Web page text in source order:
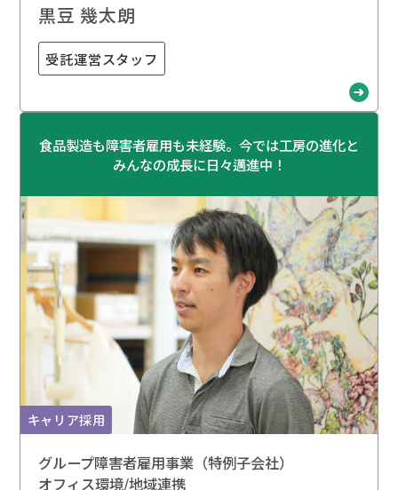
黒豆 幾太朗
受託運営スタッフ
食品製造も障害者雇用も未経験。今では工房の進化と
みんなの成長に日々邁進中！
キャリア採用
グループ障害者雇用事業（特例子会社）
オフィス環境/地域連携